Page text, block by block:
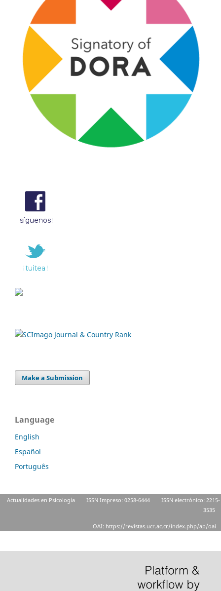
Make a Submission
Language
English
Español
Português
Actualidades en Psicología ISSN Impreso: 0258-6444
ISSN electrónico: 2215-
3535
OAI: https://revistas.ucr.ac.cr/index.php/ap/oai